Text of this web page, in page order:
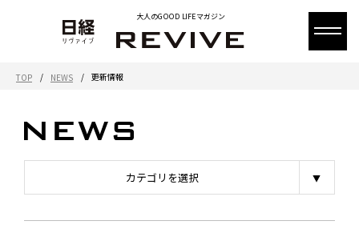
大人のGOOD LIFEマガジン
TOP / NEWS / 更新情報
カテゴリを選択